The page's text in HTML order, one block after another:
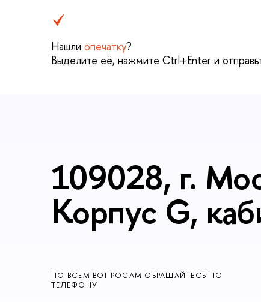
Нашли опечатку?
Выделите её, нажмите Ctrl+Enter и
109028, г.
Корпус G,
ПО ВСЕМ ВОПРОСАМ ОБРАЩАЙТЕСЬ ПО
ТЕЛЕФОНУ